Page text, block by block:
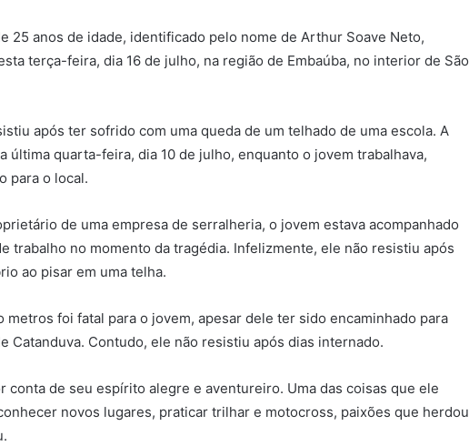
25 anos de idade, identificado pelo nome de Arthur Soave Neto,
terça-feira, dia 16 de julho, na região de Embaúba, no interior de São
após ter sofrido com uma queda de um telhado de uma escola. A
última quarta-feira, dia 10 de julho, enquanto o jovem trabalhava,
para o local.
de uma empresa de serralheria, o jovem estava acompanhado
trabalho no momento da tragédia. Infelizmente, ele não resistiu após
ao pisar em uma telha.
metros foi fatal para o jovem, apesar dele ter sido encaminhado para
Catanduva. Contudo, ele não resistiu após dias internado.
conta de seu espírito alegre e aventureiro. Uma das coisas que ele
novos lugares, praticar trilhar e motocross, paixões que herdou